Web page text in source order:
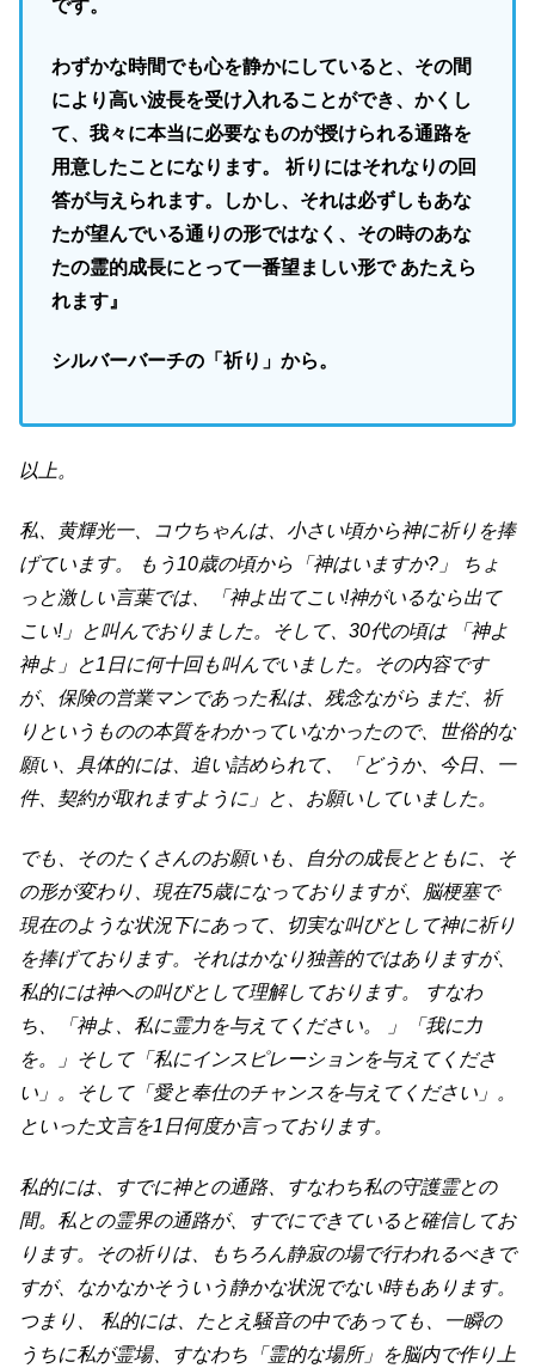
です。
わずかな時間でも心を静かにしていると、その間
により高い波長を受け入れることができ、かくし
て、我々に本当に必要なものが授けられる通路を
用意したことになります。 祈りにはそれなりの回
答が与えられます。しかし、それは必ずしもあな
たが望んでいる通りの形ではなく、その時のあな
たの霊的成長にとって一番望ましい形で あたえら
れます』
シルバーバーチの「祈り」から。
以上。
私、黄輝光一、コウちゃんは、小さい頃から神に祈りを捧
げています。 もう10歳の頃から「神はいますか?」 ちょ
っと激しい言葉では、「神よ出てこい!神がいるなら出て
こい!」と叫んでおりました。そして、30代の頃は 「神よ
神よ」と1日に何十回も叫んでいました。その内容です
が、保険の営業マンであった私は、残念ながら まだ、祈
りというものの本質をわかっていなかったので、世俗的な
願い、具体的には、追い詰められて、「どうか、今日、一
件、契約が取れますように」と、お願いしていました。
でも、そのたくさんのお願いも、自分の成長とともに、そ
の形が変わり、現在75歳になっておりますが、脳梗塞で
現在のような状況下にあって、切実な叫びとして神に祈り
を捧げております。それはかなり独善的ではありますが、
私的には神への叫びとして理解しております。 すなわ
ち、「神よ、私に霊力を与えてください。 」「我に力
を。」そして「私にインスピレーションを与えてくださ
い」。そして「愛と奉仕のチャンスを与えてください」。
といった文言を1日何度か言っております。
私的には、すでに神との通路、すなわち私の守護霊との
間。私との霊界の通路が、すでにできていると確信してお
ります。その祈りは、もちろん静寂の場で行われるべきで
すが、なかなかそういう静かな状況でない時もあります。
つまり、 私的には、たとえ騒音の中であっても、一瞬の
うちに私が霊場、すなわち「霊的な場所」を脳内で作り上